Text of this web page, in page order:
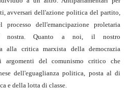
avversari dell'azione politica del partito,
dell'emancipazione proletaria
nostra. Quanto a noi, il nostro
alla critica marxista della democrazia
argomenti del comunismo critico che
dell'eguaglianza politica, posta al di
e della lotta di classe.